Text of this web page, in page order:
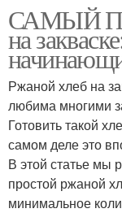
САМЫЙ
на
Ржаной хлеб на
любима многими
Готовить такой
самом деле это
В этой статье мы
простой ржаной
минимальное